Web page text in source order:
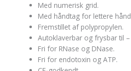
Med numerisk grid.
Med håndtag for lettere
Fremstillet af polypropylen.
Autoklaverbar og frysbar til –
Fri for RNase og DNase.
Fri for endotoxin og ATP.